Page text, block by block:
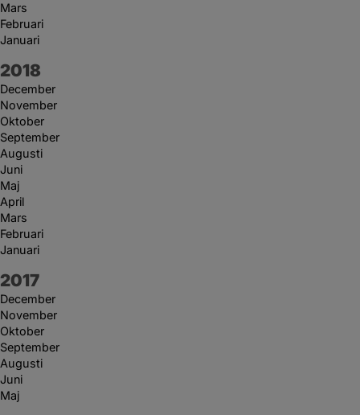
Mars
Februari
Januari
År:
2018
December
November
Oktober
September
Augusti
Juni
Maj
April
Mars
Februari
Januari
År:
2017
December
November
Oktober
September
Augusti
Juni
Maj